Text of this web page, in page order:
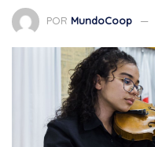
POR MundoCoop